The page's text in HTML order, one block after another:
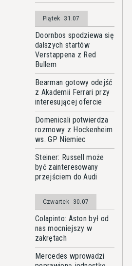
Piątek 31.07
Doornbos spodziewa się
dalszych startów
Verstappena z Red
Bullem
Bearman gotowy odejść
z Akademii Ferrari przy
interesującej ofercie
Domenicali potwierdza
rozmowy z Hockenheim
ws. GP Niemiec
Steiner: Russell może
być zainteresowany
przejściem do Audi
Czwartek 30.07
Colapinto: Aston był od
nas mocniejszy w
zakrętach
Mercedes wprowadzi